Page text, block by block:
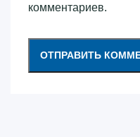
комментариев.